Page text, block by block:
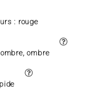
: rouge
ombre